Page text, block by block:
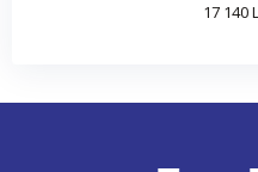
17 140